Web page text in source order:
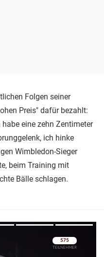
Folgen seiner
Preis" dafür bezahlt:
eine zehn Zentimeter
ich hinke
Wimbledon-Sieger
beim Training mit
Bälle schlagen.
Überspringen